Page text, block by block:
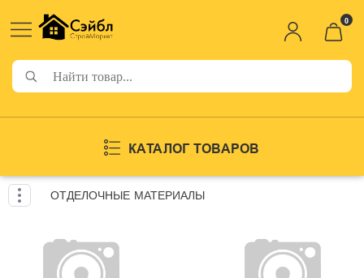
0
КАТАЛОГ ТОВАРОВ
ОТДЕЛОЧНЫЕ МАТЕРИАЛЫ